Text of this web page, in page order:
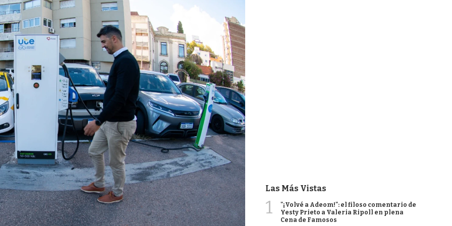
Las Más Vistas
1
"¡Volvé a Adeom!": el filoso comentario de
Yesty Prieto a Valeria Ripoll en plena
Cena de Famosos